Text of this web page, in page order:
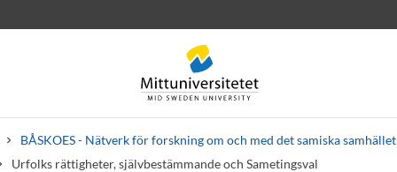
BÅSKOES - Nätverk för forskning om och med det samiska samhället
Urfolks rättigheter, självbestämmande och Sametingsval